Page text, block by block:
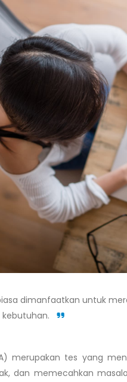
dimanfaatkan untuk
merupakan tes yang
dan memecahkan